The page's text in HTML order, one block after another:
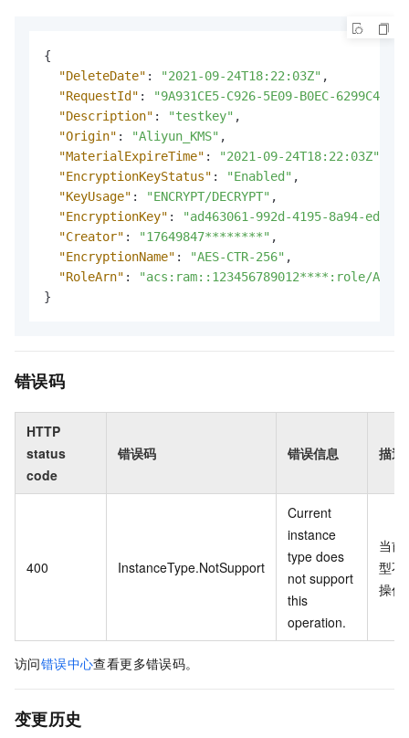
{
"DeleteDate" : "2021-09-24T18:22:03Z" ,
"RequestId" :
"9A931CE5-C926-5E09-B0EC-
"Description" : "testkey" ,
"Origin" : "Aliyun_KMS" ,
"MaterialExpireTime" : "2021-09-24T18:22:03Z"
"EncryptionKeyStatus" : "Enabled" ,
"KeyUsage" : "ENCRYPT/DECRYPT" ,
"EncryptionKey" :
"ad463061-992d-4195-8a94-
"Creator" : "17649847********" ,
"EncryptionName" : "AES-CTR-256" ,
"RoleArn" :
"acs:ram::123456789012****:role/
}
错误码
HTTP
status
code
错误码 错误信息 描述
400 InstanceType.NotSupport
Current
instance
type does
not support
this
operation.
当前
型不
操作
访问错误中心查看更多错误码。
变更历史